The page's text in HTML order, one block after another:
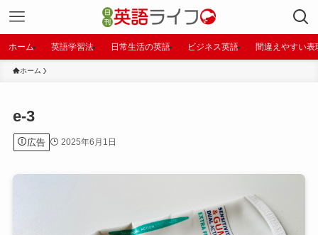
ホーム 英語学習法 日常生活の英語 ビジネス英語 間違えやすい表
ホーム
e-3
広告 2025年6月1日